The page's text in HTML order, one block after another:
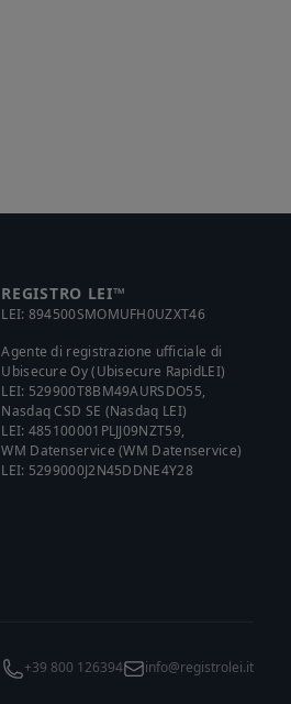
REGISTRO LEI™
LEI: 894500SMOMUFH0UZXT46
Agente di registrazione ufficiale di
Ubisecure Oy (Ubisecure RapidLEI)
LEI: 529900T8BM49AURSDO55,
Nasdaq CSD SE (Nasdaq LEI)
LEI: 485100001PLJJ09NZT59,
WM Datenservice (WM Datenservice)
LEI: 5299000J2N45DDNE4Y28
+39 800 126394 info@registrolei.it